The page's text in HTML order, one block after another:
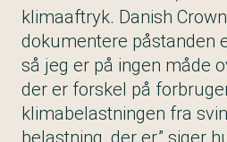
klimaaftryk. Danish
dokumentere påstanden
så jeg er på ingen måde
der er forskel på
klimabelastningen fra
belastning, der er,” siger